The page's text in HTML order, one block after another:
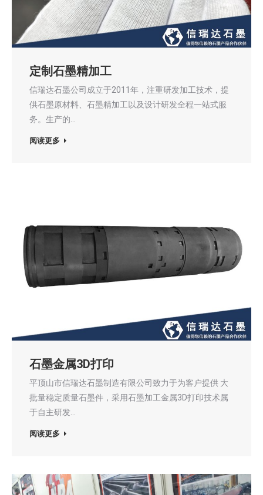
定制石墨精加工
信瑞达石墨公司成立于2011年，注重研发加工技术，提
供石墨原材料、石墨精加工以及设计研发全程一站式服
务。生产的…
阅读更多
石墨金属3D打印
平顶山市信瑞达石墨制造有限公司致力于为客户提供 大
批量稳定质量石墨件，采用石墨加工金属3D打印技术属
于自主研发…
阅读更多